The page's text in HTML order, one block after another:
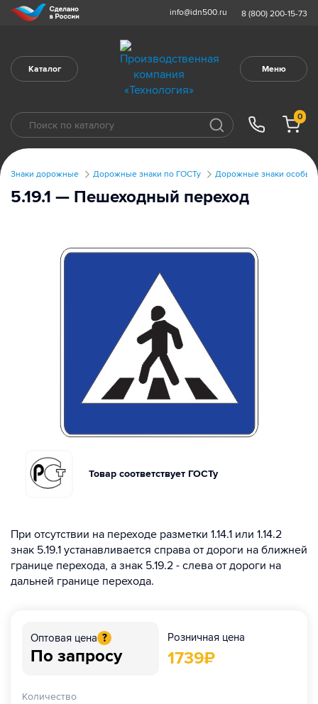
info@idn500.ru 8 (800) 200-15-73
Каталог Меню
0
Знаки дорожные Дорожные знаки по ГОСТу Дорожные знаки особых
5.19.1 — Пешеходный переход
Товар соответствует ГОСТу
При отсутствии на переходе разметки 1.14.1 или 1.14.2
знак 5.19.1 устанавливается справа от дороги на ближней
границе перехода, а знак 5.19.2 - слева от дороги на
дальней границе перехода.
Оптовая цена ?
По запросу
Розничная цена
1739₽
Количество